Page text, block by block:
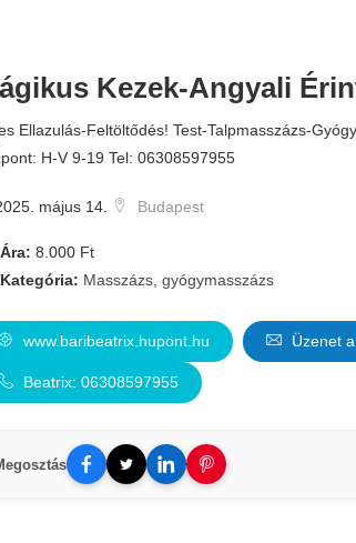
Kezek-Angyali
Ellazulás-Feltöltődés! Test-Talpmasszázs-
H-V 9-19 Tel: 06308597955
május 14. Budapest
Ára: 8.000 Ft
Kategória: Masszázs, gyógymasszázs
www.baribeatrix.hupont.hu Üzenet
Beatrix: 06308597955